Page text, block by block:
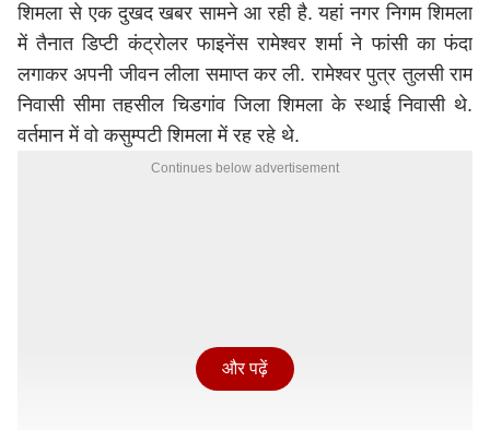
शिमला से एक दुखद खबर सामने आ रही है. यहां नगर निगम शिमला
में तैनात डिप्टी कंट्रोलर फाइनेंस रामेश्वर शर्मा ने फांसी का फंदा
लगाकर अपनी जीवन लीला समाप्त कर ली. रामेश्वर पुत्र तुलसी राम
निवासी सीमा तहसील चिडगांव जिला शिमला के स्थाई निवासी थे.
वर्तमान में वो कसुम्पटी शिमला में रह रहे थे.
Continues below advertisement
और पढ़ें